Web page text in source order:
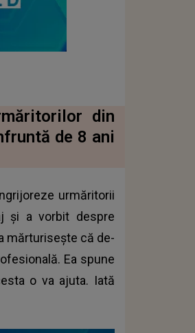
din
de 8 ani
urmăritorii
și a vorbit despre
mărturisește că de-
Ea spune
o va ajuta. Iată